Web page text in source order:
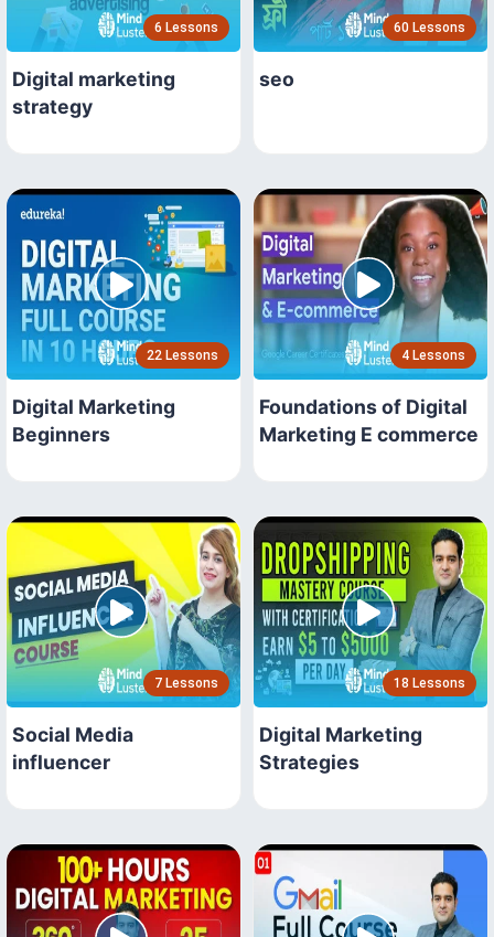
6 Lessons
Digital marketing
strategy
60 Lessons
seo
22 Lessons
Digital Marketing
Beginners
4 Lessons
Foundations of Digital
Marketing E commerce
7 Lessons
Social Media
influencer
18 Lessons
Digital Marketing
Strategies